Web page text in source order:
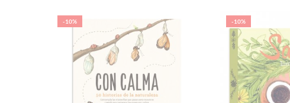
-10% -10%